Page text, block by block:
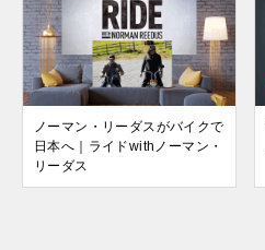
ノーマン・リーダスがバイクで
日本へ｜ライドwithノーマン・
リーダス